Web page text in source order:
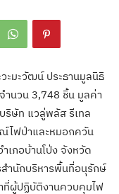
ะมะวัฒน์ ประธานมูลนิธิ
ำนวน 3,748 ชิ้น มูลค่า
ริษัท แวลู่พลัส รีเทล
ไฟป่าและหมอกควัน
เภอบ้านโป่ง จังหวัด
สำนักบริหารพื้นที่อนุรักษ์
ที่ผู้ปฏิบัติงานควบคุมไฟ